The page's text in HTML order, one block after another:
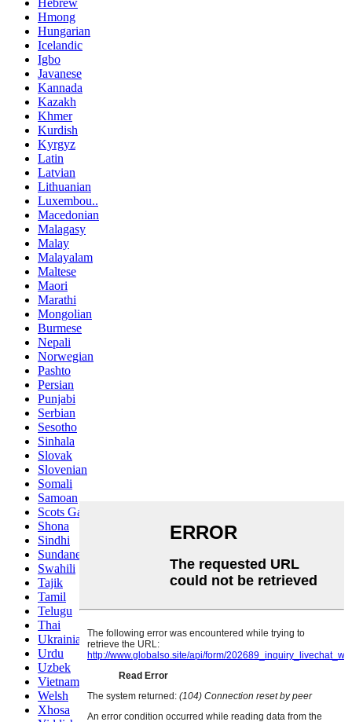
Hmong
Hungarian
Icelandic
Igbo
Javanese
Kannada
Kazakh
Khmer
Kurdish
Kyrgyz
Latin
Latvian
Lithuanian
Luxembou..
Macedonian
Malagasy
Malay
Malayalam
Maltese
Maori
Marathi
Mongolian
Burmese
Nepali
Norwegian
Pashto
Persian
Punjabi
Serbian
Sesotho
Sinhala
Slovak
Slovenian
Somali
Samoan
Scots Gaelic
Shona
Sindhi
Sundanese
Swahili
Tajik
Tamil
Telugu
Thai
Ukrainian
Urdu
Uzbek
Vietnamese
Welsh
Xhosa